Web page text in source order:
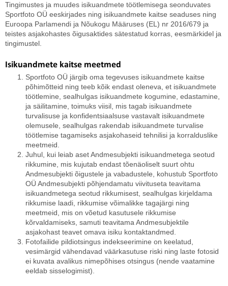
Tingimustes ja muudes isikuandmete töötlemisega seonduvates
Sportfoto OÜ eeskirjades ning isikuandmete kaitse seaduses ning
Euroopa Parlamendi ja Nõukogu Määruses (EL) nr 2016/679 ja
teistes asjakohastes õigusaktides sätestatud korras, eesmärkidel ja
tingimustel.
Isikuandmete kaitse meetmed
Sportfoto OÜ järgib oma tegevuses isikuandmete kaitse
põhimõtteid ning teeb kõik endast oleneva, et isikuandmete
töötlemine, sealhulgas isikuandmete kogumine, edastamine,
ja säilitamine, toimuks viisil, mis tagab isikuandmete
turvalisuse ja konfidentsiaalsuse vastavalt isikuandmete
olemusele, sealhulgas rakendab isikuandmete turvalise
töötlemise tagamiseks asjakohaseid tehnilisi ja korralduslike
meetmeid.
Juhul, kui leiab aset Andmesubjekti isikuandmetega seotud
rikkumine, mis kujutab endast tõenäoliselt suurt ohtu
Andmesubjekti õigustele ja vabadustele, kohustub Sportfoto
OÜ Andmesubjekti põhjendamatu viivituseta teavitama
isikuandmetega seotud rikkumisest, sealhulgas kirjeldama
rikkumise laadi, rikkumise võimalikke tagajärgi ning
meetmeid, mis on võetud kasutusele rikkumise
kõrvaldamiseks, samuti teavitama Andmesubjektile
asjakohast teavet omava isiku kontaktandmed.
Fotofailide pildiotsingus indekseerimine on keelatud,
vesimärgid vähendavad väärkasutuse riski ning laste fotosid
ei kuvata avalikus nimepõhises otsingus (nende vaatamine
eeldab sisselogimist).